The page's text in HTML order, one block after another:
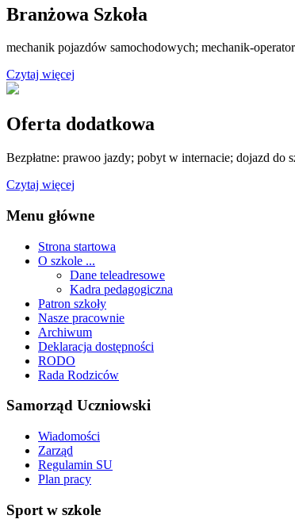
Branżowa Szkoła
mechanik pojazdów samochodowych; mechanik-
Czytaj więcej
Oferta dodatkowa
Bezpłatne: prawoo jazdy; pobyt w internacie; dojazd do
Czytaj więcej
Menu główne
Strona startowa
O szkole ...
Dane teleadresowe
Kadra pedagogiczna
Patron szkoły
Nasze pracownie
Archiwum
Deklaracja dostępności
RODO
Rada Rodziców
Samorząd Uczniowski
Wiadomości
Zarząd
Regulamin SU
Plan pracy
Sport w szkole